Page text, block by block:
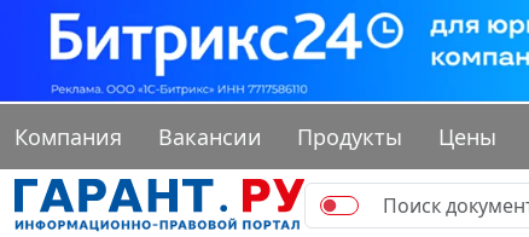
Компания Вакансии Продукты Цены